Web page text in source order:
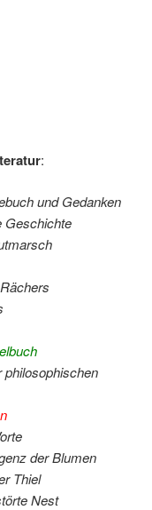
:
und Gedanken
Geschichte
philosophischen
der Blumen
Thiel
Nest